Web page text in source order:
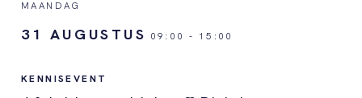
MAANDAG
31 AUGUSTUS 09:00 - 15:00
KENNISEVENT